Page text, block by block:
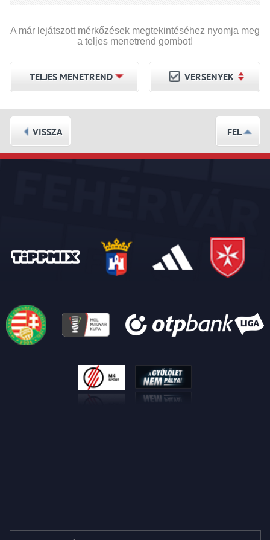
A már lejátszott mérkőzések megtekintéséhez nyomja meg
a teljes menetrend gombot!
TELJES MENETREND VERSENYEK
VISSZA FEL